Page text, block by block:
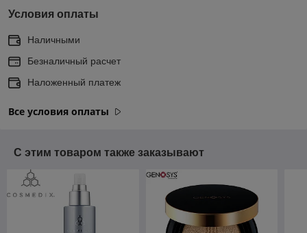
Условия оплаты
Наличными
Безналичный расчет
Наложенный платеж
Все условия оплаты
С этим товаром также заказывают